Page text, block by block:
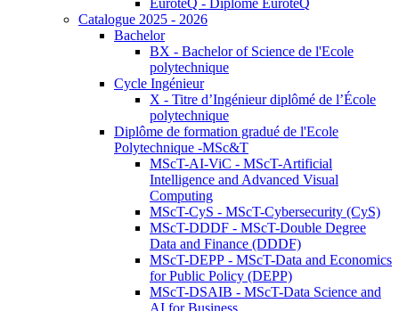
EuroteQ - Diplôme EuroteQ
Catalogue 2025 - 2026
Bachelor
BX - Bachelor of Science de l'Ecole
polytechnique
Cycle Ingénieur
X - Titre d’Ingénieur diplômé de l’École
polytechnique
Diplôme de formation gradué de l'Ecole
Polytechnique -MSc&T
MScT-AI-ViC - MScT-Artificial
Intelligence and Advanced Visual
Computing
MScT-CyS - MScT-Cybersecurity (CyS)
MScT-DDDF - MScT-Double Degree
Data and Finance (DDDF)
MScT-DEPP - MScT-Data and Economics
for Public Policy (DEPP)
MScT-DSAIB - MScT-Data Science and
AI for Business